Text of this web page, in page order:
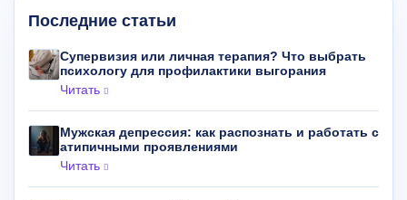
Последние статьи
Супервизия или личная терапия? Что выбрать
психологу для профилактики выгорания
Читать
Мужская депрессия: как распознать и работать с
атипичными проявлениями
Читать